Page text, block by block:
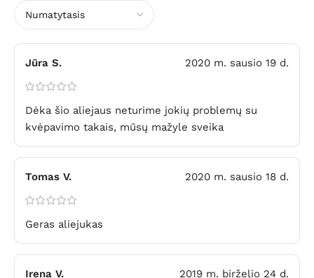
Jūra S. 2020 m. sausio 19 d.
Dėka šio aliejaus neturime jokių problemų su
kvėpavimo takais, mūsų mažyle sveika
Tomas V. 2020 m. sausio 18 d.
Geras aliejukas
Irena V. 2019 m. birželio 24 d.